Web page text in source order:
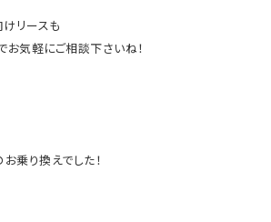
リースも
お気軽にご相談下さいね！
乗り換えでした！